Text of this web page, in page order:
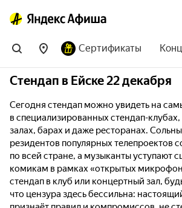
Сертификаты
Стендап в Ейске 22 декабря
Сегодня стендап можно увидеть на
в специализированных стендап-
залах, барах и даже ресторанах.
резидентов популярных телепроектов
по всей стране, а музыканты уступают
комикам в рамках «открытых
стендап в клуб или концертный зал,
что цензура здесь бессильна: